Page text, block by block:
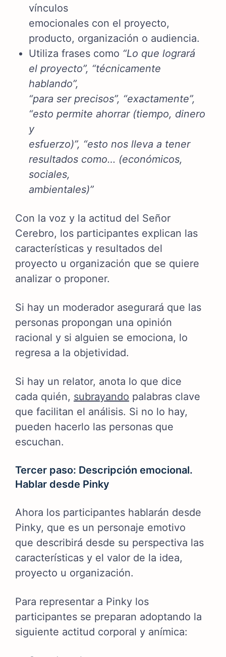
vínculos
emocionales con el proyecto,
producto, organización o audiencia.
Utiliza frases como “Lo que logrará
el proyecto”, “técnicamente
hablando”,
“para ser precisos”, “exactamente”,
“esto permite ahorrar (tiempo, dinero
y
esfuerzo)”, “esto nos lleva a tener
resultados como… (económicos,
sociales,
ambientales)”
Con la voz y la actitud del Señor
Cerebro, los participantes explican las
características y resultados del
proyecto u organización que se quiere
analizar o proponer.
Si hay un moderador asegurará que las
personas propongan una opinión
racional y si alguien se emociona, lo
regresa a la objetividad.
Si hay un relator, anota lo que dice
cada quién, subrayando palabras clave
que facilitan el análisis. Si no lo hay,
pueden hacerlo las personas que
escuchan.
Tercer paso: Descripción emocional.
Hablar desde Pinky
Ahora los participantes hablarán desde
Pinky, que es un personaje emotivo
que describirá desde su perspectiva las
características y el valor de la idea,
proyecto u organización.
Para representar a Pinky los
participantes se preparan adoptando la
siguiente actitud corporal y anímica: